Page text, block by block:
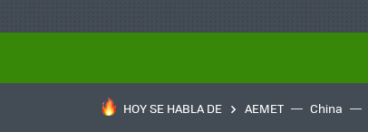
HOY SE HABLA DE AEMET China